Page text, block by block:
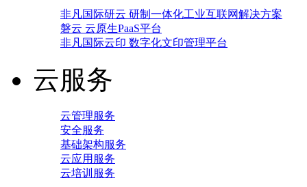
非凡国际研云 研制一体化工业互联网解决方案
磐云 云原生PaaS平台
非凡国际云印 数字化文印管理平台
云服务
云管理服务
安全服务
基础架构服务
云应用服务
云培训服务